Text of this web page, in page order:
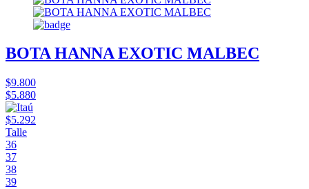
BOTA HANNA EXOTIC MALBEC
$9.800
$5.880
$5.292
Talle
36
37
38
39